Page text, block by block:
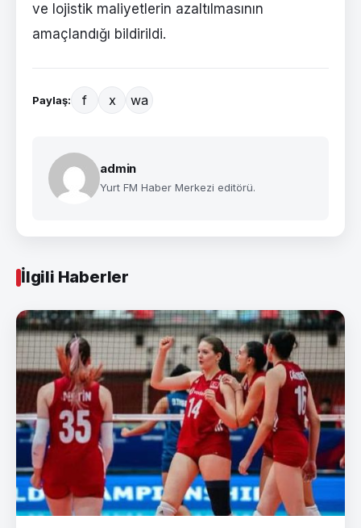
ve lojistik maliyetlerin azaltılmasının
amaçlandığı bildirildi.
Paylaş: f x wa
admin
Yurt FM Haber Merkezi editörü.
İlgili Haberler